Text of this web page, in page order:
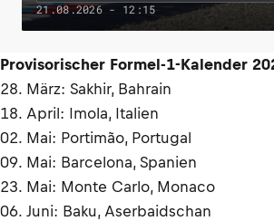
21.08.2026 - 12:15
Provisorischer Formel-1-Kalender
28. März: Sakhir, Bahrain
18. April: Imola, Italien
02. Mai: Portimão, Portugal
09. Mai: Barcelona, Spanien
23. Mai: Monte Carlo, Monaco
06. Juni: Baku, Aserbaidschan